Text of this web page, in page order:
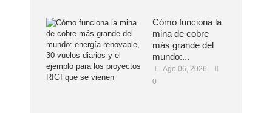
Cómo funciona la
mina de cobre
más grande del
mundo:...
Ago 06, 2026
0